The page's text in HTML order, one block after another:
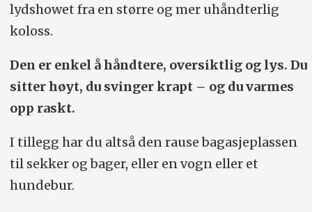
lydshowet fra en større og mer uhåndterlig
koloss.
Den er enkel å håndtere, oversiktlig og lys. Du
sitter høyt, du svinger krapt – og du varmes
opp raskt.
I tillegg har du altså den rause bagasjeplassen
til sekker og bager, eller en vogn eller et
hundebur.